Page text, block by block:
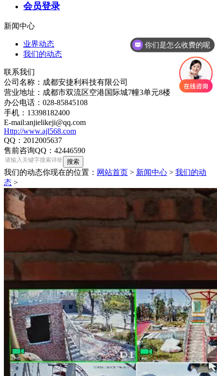
会员登录
新闻中心
业界动态
我们的动态
联系我们
公司名称：成都安捷利科技有限公司
营业地址：成都市双流区空港国际城7幢3单元8楼
办公电话：028-85845108
手机：13398182400
E-mail:anjielikeji@qq.com
Http://www.ajl568.com
QQ：2012005637
售前咨询QQ：42446590
我们的动态你现在的位置： 网站首页 > 新闻中心 > 我们的动
态 >
你们是怎么收费的呢